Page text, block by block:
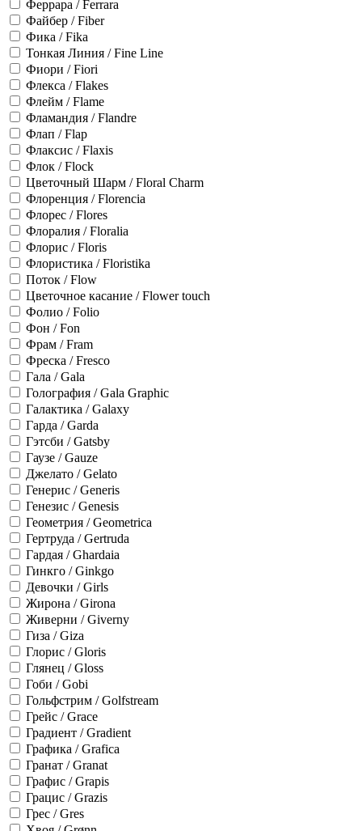
Феррара / Ferrara
Файбер / Fiber
Фика / Fika
Тонкая Линия / Fine Line
Фиори / Fiori
Флекса / Flakes
Флейм / Flame
Фламандия / Flandre
Флап / Flap
Флаксис / Flaxis
Флок / Flock
Цветочный Шарм / Floral Charm
Флоренция / Florencia
Флорес / Flores
Флоралия / Floralia
Флорис / Floris
Флористика / Floristika
Поток / Flow
Цветочное касание / Flower touch
Фолио / Folio
Фон / Fon
Фрам / Fram
Фреска / Fresco
Гала / Gala
Голография / Gala Graphic
Галактика / Galaxy
Гарда / Garda
Гэтсби / Gatsby
Гаузе / Gauze
Джелато / Gelato
Генерис / Generis
Генезис / Genesis
Геометрия / Geometrica
Гертруда / Gertruda
Гардая / Ghardaia
Гинкго / Ginkgo
Девочки / Girls
Жирона / Girona
Живерни / Giverny
Гиза / Giza
Глорис / Gloris
Глянец / Gloss
Гоби / Gobi
Гольфстрим / Golfstream
Грейс / Grace
Градиент / Gradient
Графика / Grafica
Гранат / Granat
Графис / Grapis
Грацис / Grazis
Грес / Gres